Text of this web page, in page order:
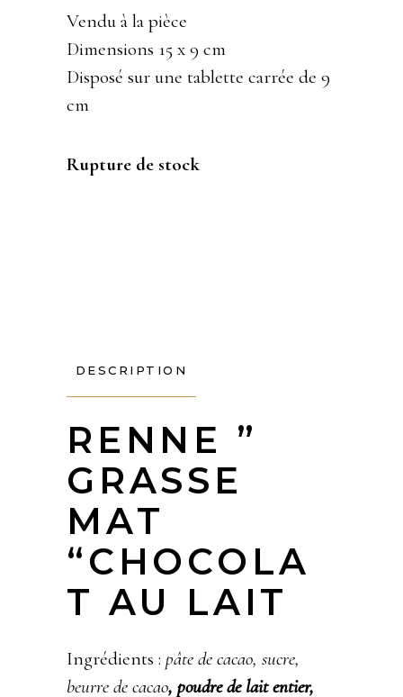
Vendu à la pièce
Dimensions 15 x 9 cm
Disposé sur une tablette carrée de 9
cm
Rupture de stock
DESCRIPTION
RENNE ”
GRASSE
MAT
“CHOCOLA
T AU LAIT
Ingrédients : pâte de cacao, sucre,
beurre de cacao, poudre de lait entier,